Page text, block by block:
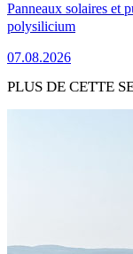
Panneaux solaires et
polysilicium
07.08.2026
PLUS DE CETTE